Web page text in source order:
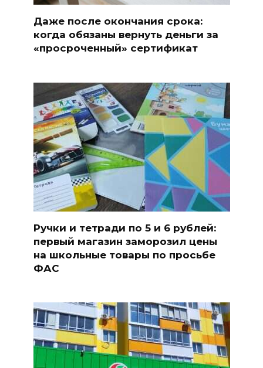
Даже после окончания срока:
когда обязаны вернуть деньги за
«просроченный» сертификат
Ручки и тетради по 5 и 6 рублей:
первый магазин заморозил цены
на школьные товары по просьбе
ФАС